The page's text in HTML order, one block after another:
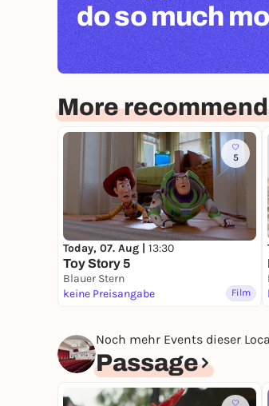
do so much
More
5
Today, 07. Aug | 13:30
Toy Story 5
Blauer Stern
keine Preisangabe
Film
Noch mehr Events dieser
Passage